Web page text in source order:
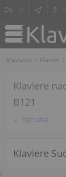
$
Klaviano Klavier
Klaviere
B121
← Yamaha
Klaviere
\